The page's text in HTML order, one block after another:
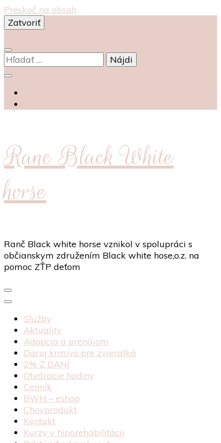
Preskoč na obsah
Zatvoriť
Hľadať:
Ranc Black White
horse
Ranč Black white horse vznikol v spolupráci s
občianskym združením Black white hose,o.z. na
pomoc ZŤP deťom
Služby
Aktuality
Adopcia a prenájom
Daruj krmivo pre zvieratká
2% Z DANÍ
Otváracie hodiny
Cenník
BWH – eshop
Chovprodukt
Kontakt
Kurzy v hiporehabilitácii